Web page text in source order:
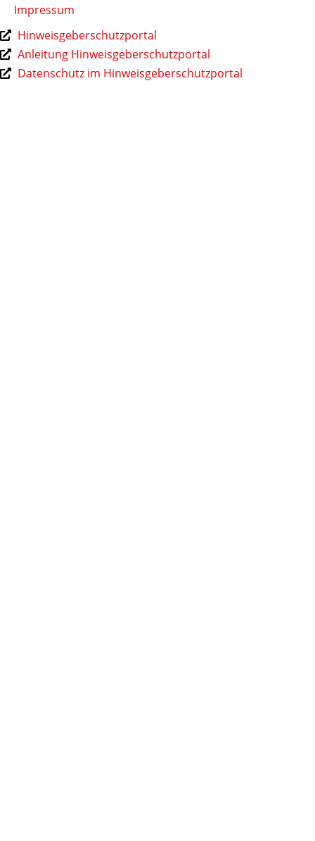
Impressum
Hinweisgeberschutzportal
Anleitung Hinweisgeberschutzportal
Datenschutz im Hinweisgeberschutzportal